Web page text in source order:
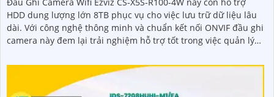
Đầu Ghi Camera Wifi Ezviz CS-X5S-R100-4W này còn hỗ trợ
HDD dung lượng lớn 8TB phục vụ cho việc lưu trữ dữ liệu lâu
dài. Với công nghệ thông minh và chuẩn kết nối ONVIF đầu ghi
camera này đem lại trải nghiệm hỗ trợ tốt trong việc quản lý